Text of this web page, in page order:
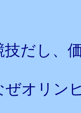
だし、
ぜオリン